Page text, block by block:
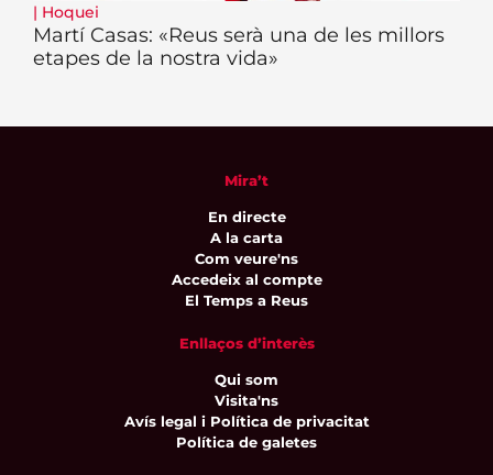
| Hoquei
Martí Casas: «Reus serà una de les millors
etapes de la nostra vida»
Mira’t
En directe
A la carta
Com veure'ns
Accedeix al compte
El Temps a Reus
Enllaços d’interès
Qui som
Visita'ns
Avís legal i Política de privacitat
Política de galetes